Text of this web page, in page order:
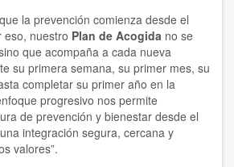
la prevención comienza desde el
eso, nuestro Plan de Acogida no se
que acompaña a cada nueva
su primera semana, su primer mes, su
completar su primer año en la
progresivo nos permite
de prevención y bienestar desde el
integración segura, cercana y
valores”.